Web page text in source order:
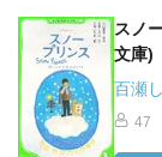
スノ
文庫)
百瀬
47